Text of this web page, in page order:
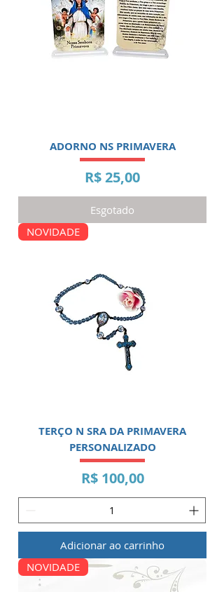
ADORNO NS PRIMAVERA
Preço
R$ 25,00
Esgotado
NOVIDADE
TERÇO N SRA DA PRIMAVERA
PERSONALIZADO
Preço
R$ 100,00
Adicionar ao carrinho
NOVIDADE